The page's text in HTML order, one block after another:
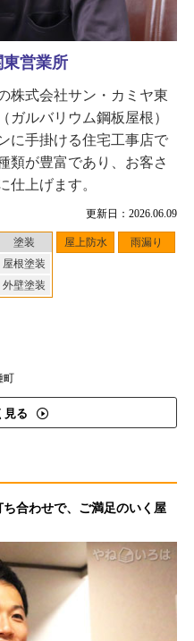
更新日：2026.06.09
塗装
屋根塗装
外壁塗装
屋上防水 雨漏り
町
見る
営業所
株式会社サン・カミヤ東
ガルバリウム鋼板屋根）
に手掛ける住宅工事店で
類が豊富であり、お客さ
仕上げます。
合わせで、ご満足のいく屋